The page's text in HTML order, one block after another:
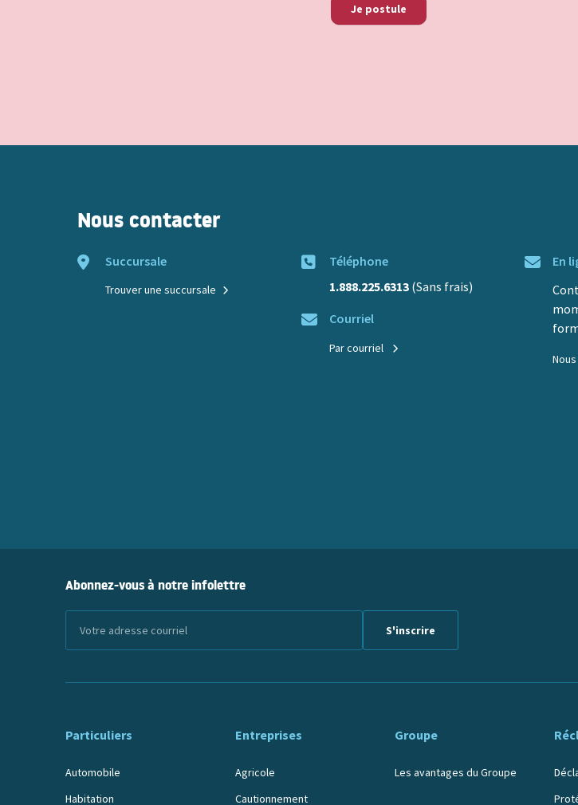
Je postule
Nous contacter
Succursale
Trouver une succursale
Téléphone
1.888.225.6313 (Sans frais)
Courriel
Par courriel
En
Abonnez-vous à notre infolettre
Particuliers
Automobile
Habitation
Entreprises
Agricole
Cautionnement
Groupe
Les avantages du Groupe